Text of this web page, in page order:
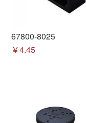
67800-8025
￥4.45